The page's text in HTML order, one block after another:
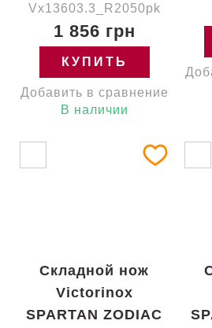
Vx13603.3_R2050pk
1 856 грн
КУПИТЬ
Добавить в сравнение
В наличии
Складной нож
Victorinox
SPARTAN ZODIAC